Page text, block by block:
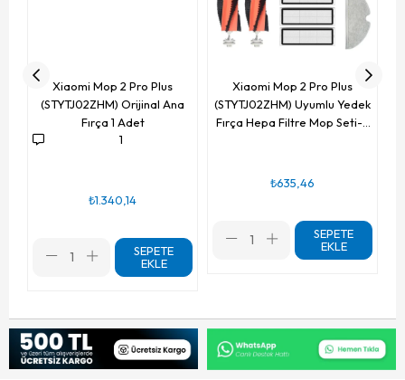
Xiaomi Mop 2 Pro Plus
(STYTJ02ZHM) Orijinal Ana
Fırça 1 Adet
1
₺1.340,14
SEPETE
EKLE
Xiaomi Mop 2 Pro Plus
(STYTJ02ZHM) Uyumlu Yedek
Fırça Hepa Filtre Mop Seti-11
₺635,46
SEPETE
EKLE